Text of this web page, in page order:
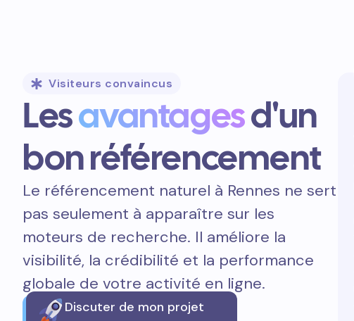
Visiteurs convaincus
Lesavantagesd'un
bon référencement
Le référencement naturel à Rennes ne sert
pas seulement à apparaître sur les
moteurs de recherche. Il améliore la
visibilité, la crédibilité et la performance
globale de votre activité en ligne.
Discuter de mon projet